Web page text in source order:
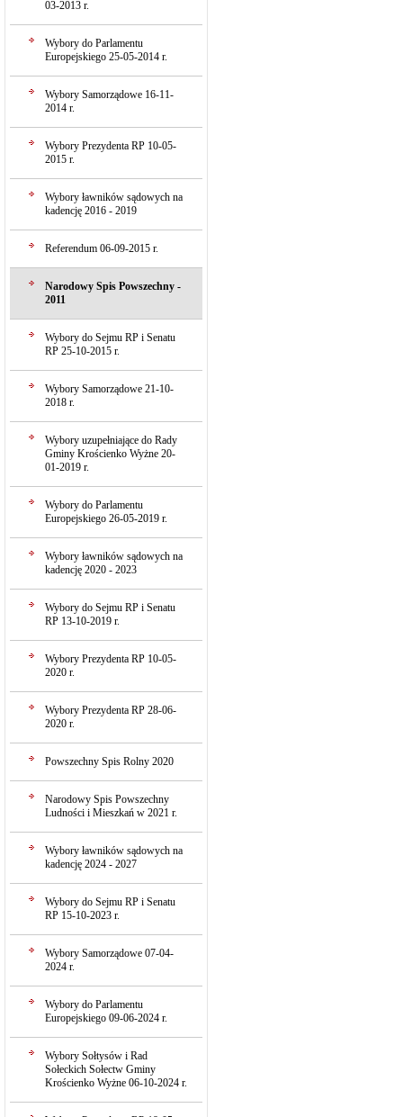
03-2013 r.
Wybory do Parlamentu
Europejskiego 25-05-2014 r.
Wybory Samorządowe 16-11-
2014 r.
Wybory Prezydenta RP 10-05-
2015 r.
Wybory ławników sądowych na
kadencję 2016 - 2019
Referendum 06-09-2015 r.
Narodowy Spis Powszechny -
2011
Wybory do Sejmu RP i Senatu
RP 25-10-2015 r.
Wybory Samorządowe 21-10-
2018 r.
Wybory uzupełniające do Rady
Gminy Krościenko Wyżne 20-
01-2019 r.
Wybory do Parlamentu
Europejskiego 26-05-2019 r.
Wybory ławników sądowych na
kadencję 2020 - 2023
Wybory do Sejmu RP i Senatu
RP 13-10-2019 r.
Wybory Prezydenta RP 10-05-
2020 r.
Wybory Prezydenta RP 28-06-
2020 r.
Powszechny Spis Rolny 2020
Narodowy Spis Powszechny
Ludności i Mieszkań w 2021 r.
Wybory ławników sądowych na
kadencję 2024 - 2027
Wybory do Sejmu RP i Senatu
RP 15-10-2023 r.
Wybory Samorządowe 07-04-
2024 r.
Wybory do Parlamentu
Europejskiego 09-06-2024 r.
Wybory Sołtysów i Rad
Sołeckich Sołectw Gminy
Krościenko Wyżne 06-10-2024 r.